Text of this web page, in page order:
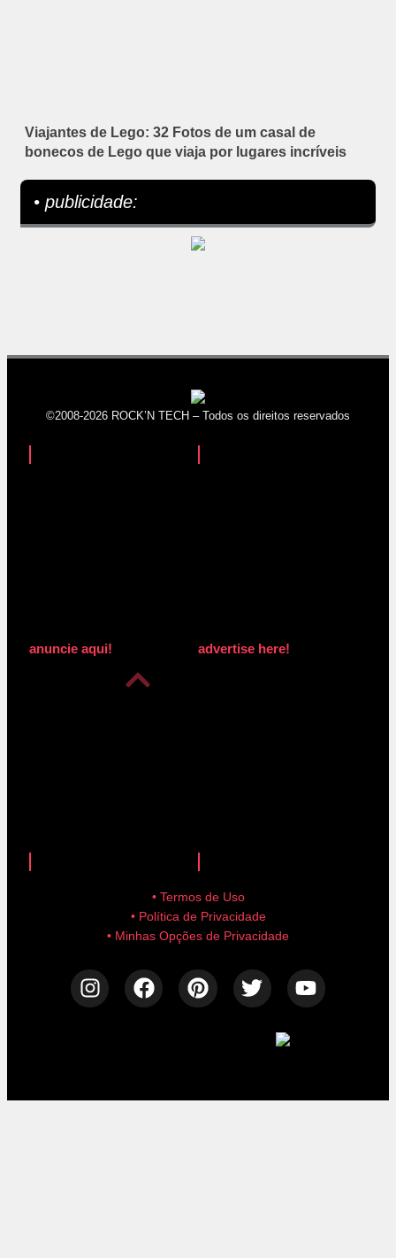
Viajantes de Lego: 32 Fotos de um casal de
bonecos de Lego que viaja por lugares incríveis
• publicidade:
©2008-2026 ROCK’N TECH – Todos os direitos reservados
anuncie aqui! advertise here!
• Termos de Uso
• Política de Privacidade
• Minhas Opções de Privacidade